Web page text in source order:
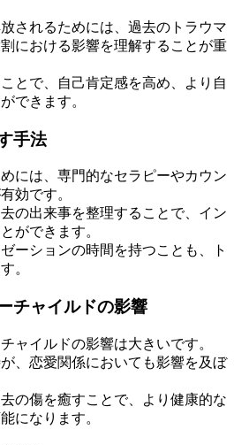
されるためには、過去のトラウマ
における影響を理解することが重
とで、自己肯定感を高め、より自
できます。
手法
には、専門的なセラピーやカウン
効です。
の出来事を整理することで、イン
ができます。
ーションの時間を持つことも、ト
。
チャイルドの影響
ャイルドの影響は大きいです。
、恋愛関係においても影響を及ぼ
の傷を癒すことで、より健康的な
になります。